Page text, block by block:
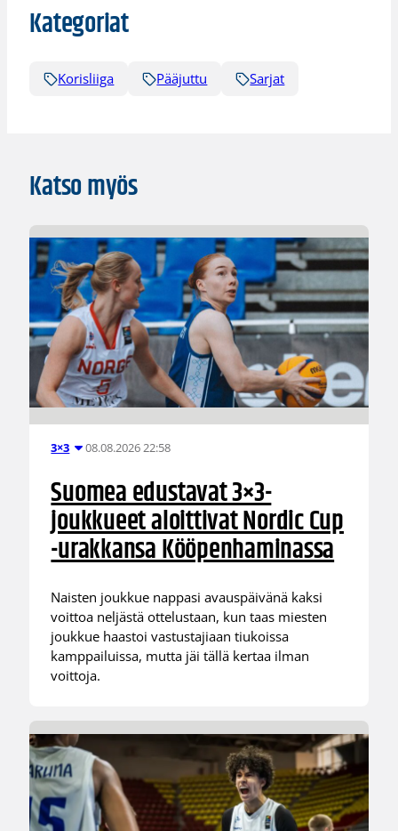
Kategoriat
Korisliiga Pääjuttu Sarjat
Katso myös
3×3 08.08.2026 22:58
Suomea edustavat 3×3-
joukkueet aloittivat Nordic Cup
-urakkansa Kööpenhaminassa
Naisten joukkue nappasi avauspäivänä kaksi
voittoa neljästä ottelustaan, kun taas miesten
joukkue haastoi vastustajiaan tiukoissa
kamppailuissa, mutta jäi tällä kertaa ilman
voittoja.